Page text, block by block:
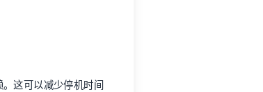
这可以减少停机时间